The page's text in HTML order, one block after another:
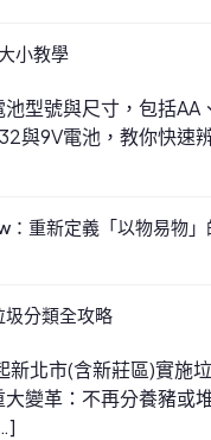
小教學
型號與尺寸，包括AA
與9V電池，教你快速
重新定義「以物易物」
分類全攻略
新北市(含新莊區)實施
變革：不再分養豬或